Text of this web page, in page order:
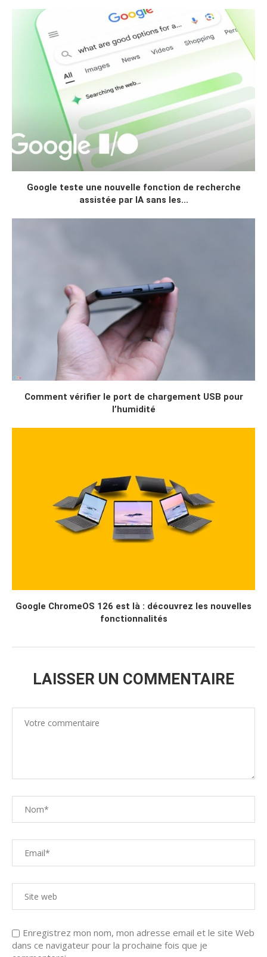
Google teste une nouvelle fonction de recherche
assistée par IA sans les...
Comment vérifier le port de chargement USB pour
l’humidité
Google ChromeOS 126 est là : découvrez les nouvelles
fonctionnalités
LAISSER UN COMMENTAIRE
Enregistrez mon nom, mon adresse email et le site Web
dans ce navigateur pour la prochaine fois que je